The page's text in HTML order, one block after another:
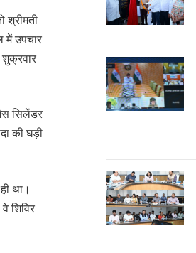
श्रीमती
में उपचार
सिलेंडर
की घड़ी
था।
शिविर